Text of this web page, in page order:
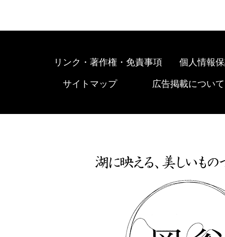
リンク・著作権・免責事項 個人情報
サイトマップ 広告掲載について